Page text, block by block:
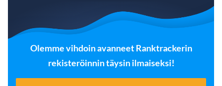
Olemme vihdoin avanneet Ranktrackerin
rekisteröinnin täysin ilmaiseksi!